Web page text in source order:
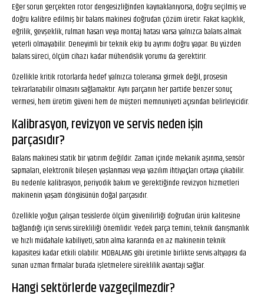
Eğer sorun gerçekten rotor dengesizliğinden kaynaklanıyorsa, doğru seçilmiş ve
doğru kalibre edilmiş bir balans makinesi doğrudan çözüm üretir. Fakat kaçıklık,
eğrilik, gevşeklik, rulman hasarı veya montaj hatası varsa yalnızca balans almak
yeterli olmayabilir. Deneyimli bir teknik ekip bu ayrımı doğru yapar. Bu yüzden
balans süreci, ölçüm cihazı kadar mühendislik yorumu da gerektirir.
Özellikle kritik rotorlarda hedef yalnızca toleransa girmek değil, prosesin
tekrarlanabilir olmasını sağlamaktır. Aynı parçanın her partide benzer sonuç
vermesi, hem üretim güveni hem de müşteri memnuniyeti açısından belirleyicidir.
Kalibrasyon, revizyon ve servis neden işin
parçasıdır?
Balans makinesi statik bir yatırım değildir. Zaman içinde mekanik aşınma, sensör
sapmaları, elektronik bileşen yaşlanması veya yazılım ihtiyaçları ortaya çıkabilir.
Bu nedenle kalibrasyon, periyodik bakım ve gerektiğinde revizyon hizmetleri
makinenin yaşam döngüsünün doğal parçasıdır.
Özellikle yoğun çalışan tesislerde ölçüm güvenilirliği doğrudan ürün kalitesine
bağlandığı için servis sürekliliği önemlidir. Yedek parça temini, teknik danışmanlık
ve hızlı müdahale kabiliyeti, satın alma kararında en az makinenin teknik
kapasitesi kadar etkili olabilir. MDBALANS gibi üretimle birlikte servis altyapısı da
sunan uzman firmalar burada işletmelere süreklilik avantajı sağlar.
Hangi sektörlerde vazgeçilmezdir?